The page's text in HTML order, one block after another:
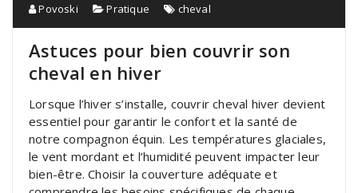
Povoski Pratique cheval
Astuces pour bien couvrir son
cheval en hiver
Lorsque l’hiver s’installe, couvrir cheval hiver devient
essentiel pour garantir le confort et la santé de
notre compagnon équin. Les températures glaciales,
le vent mordant et l’humidité peuvent impacter leur
bien-être. Choisir la couverture adéquate et